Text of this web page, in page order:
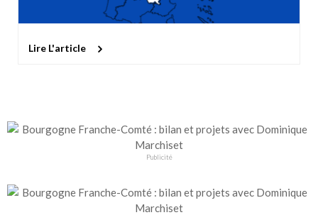
Lire L'article
Publicité